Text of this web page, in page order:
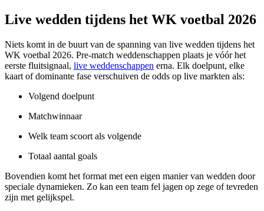
Live wedden tijdens het WK voetbal 2026
Niets komt in de buurt van de spanning van live wedden tijdens het
WK voetbal 2026. Pre-match weddenschappen plaats je vóór het
eerste fluitsignaal, live weddenschappen erna. Elk doelpunt, elke
kaart of dominante fase verschuiven de odds op live markten als:
Volgend doelpunt
Matchwinnaar
Welk team scoort als volgende
Totaal aantal goals
Bovendien komt het format met een eigen manier van wedden door
speciale dynamieken. Zo kan een team fel jagen op zege of tevreden
zijn met gelijkspel.